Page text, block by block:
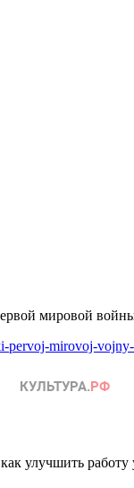
мировой
pervoj-mirovoj-
улучшить работу